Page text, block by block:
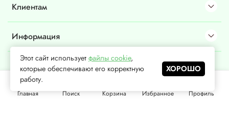
Клиентам
Информация
Главная Поиск Корзина Избранное Профиль
, ООО «Донмедмаркет»
Пользовательское соглашение
публичная оферта.
Этот сайт использует файлы cookie,
которые обеспечивают его корректную
работу.
ХОРОШО